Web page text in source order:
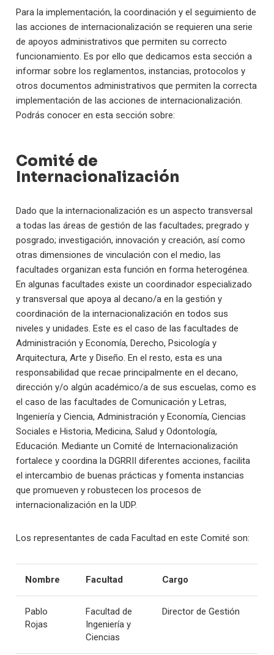
Para la implementación, la coordinación y el seguimiento de
las acciones de internacionalización se requieren una serie
de apoyos administrativos que permiten su correcto
funcionamiento. Es por ello que dedicamos esta sección a
informar sobre los reglamentos, instancias, protocolos y
otros documentos administrativos que permiten la correcta
implementación de las acciones de internacionalización.
Podrás conocer en esta sección sobre:
Comité de
Internacionalización
Dado que la internacionalización es un aspecto transversal
a todas las áreas de gestión de las facultades; pregrado y
posgrado; investigación, innovación y creación, así como
otras dimensiones de vinculación con el medio, las
facultades organizan esta función en forma heterogénea.
En algunas facultades existe un coordinador especializado
y transversal que apoya al decano/a en la gestión y
coordinación de la internacionalización en todos sus
niveles y unidades. Este es el caso de las facultades de
Administración y Economía, Derecho, Psicología y
Arquitectura, Arte y Diseño. En el resto, esta es una
responsabilidad que recae principalmente en el decano,
dirección y/o algún académico/a de sus escuelas, como es
el caso de las facultades de Comunicación y Letras,
Ingeniería y Ciencia, Administración y Economía, Ciencias
Sociales e Historia, Medicina, Salud y Odontología,
Educación. Mediante un Comité de Internacionalización
fortalece y coordina la DGRRII diferentes acciones, facilita
el intercambio de buenas prácticas y fomenta instancias
que promueven y robustecen los procesos de
internacionalización en la UDP.
Los representantes de cada Facultad en este Comité son:
Nombre Facultad Cargo
Pablo
Rojas
Facultad de
Ingeniería y
Ciencias
Director de Gestión